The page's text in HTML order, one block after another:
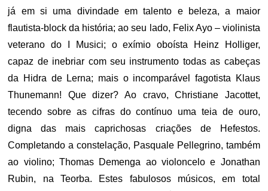
já em si uma divindade em talento e beleza, a maior
flautista-block da história; ao seu lado, Felix Ayo – violinista
veterano do I Musici; o exímio oboísta Heinz Holliger,
capaz de inebriar com seu instrumento todas as cabeças
da Hidra de Lerna; mais o incomparável fagotista Klaus
Thunemann! Que dizer? Ao cravo, Christiane Jacottet,
tecendo sobre as cifras do contínuo uma teia de ouro,
digna das mais caprichosas criações de Hefestos.
Completando a constelação, Pasquale Pellegrino, também
ao violino; Thomas Demenga ao violoncelo e Jonathan
Rubin, na Teorba. Estes fabulosos músicos, em total